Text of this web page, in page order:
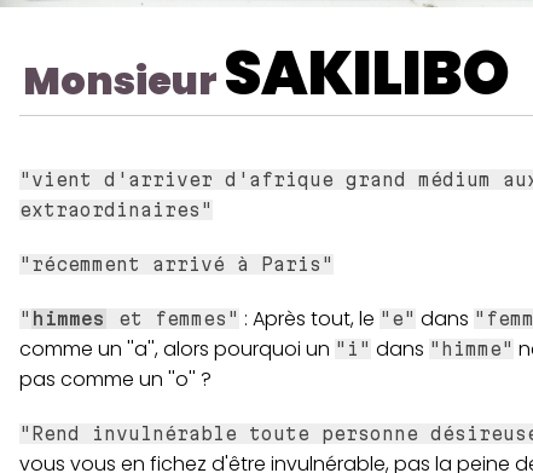
MonsieurSAKILIBO
"vient d'arriver d'afrique grand médium
extraordinaires"
"récemment arrivé à Paris"
" himmes et femmes" : Après tout, le "e" dans
comme un ''a'', alors pourquoi un "i" dans "himme"
pas comme un ''o'' ?
"Rend invulnérable toute personne
vous vous en fichez d'être invulnérable, pas la peine